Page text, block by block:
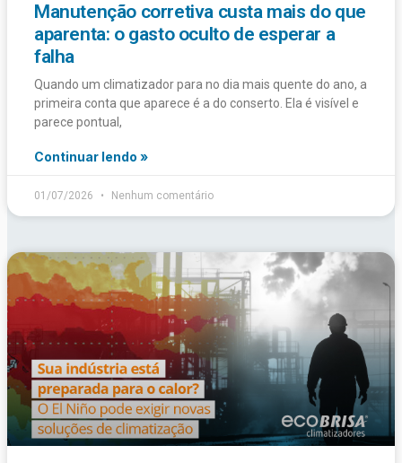
Manutenção corretiva custa mais do que
aparenta: o gasto oculto de esperar a
falha
Quando um climatizador para no dia mais quente do ano, a
primeira conta que aparece é a do conserto. Ela é visível e
parece pontual,
Continuar lendo »
01/07/2026 Nenhum comentário